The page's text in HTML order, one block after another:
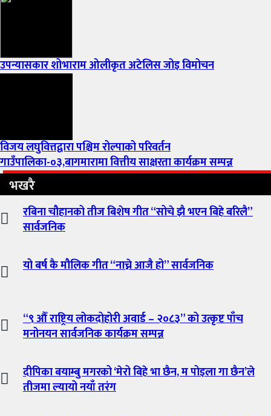
उपन्यासकार शोभाराम ओलीकृत अटेलिस जोइ विमोचन
विजय लघुवित्तद्वारा पश्चिम रोल्पाको परिवर्तन
गाउँपालिका-०३,बागमारामा वित्तीय साक्षरता कार्यक्रम सम्पन्न
भखरै
रबिना चौहानको तीज बिशेष गीत “सोचे झै भएन बिहे बरिलै”
सार्वजनिक
यो बर्ष कै मौलिक गीत “नाच्ने आजै हो” सार्वजनिक
“९ औँ राष्ट्रिय लोकदोहोरी अवार्ड – २०८३” को उत्कृष्ट पाँच
मनोनयन सार्वजनिक कार्यक्रम सम्पन्न
दीपिका बयाम्बु मगरको ‘मेरो बिहे भा छैन, म पोइला गा छैन’ले
तीजमा ल्यायो नयाँ तरंग